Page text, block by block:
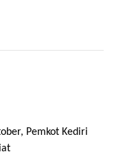
Pemkot Kediri